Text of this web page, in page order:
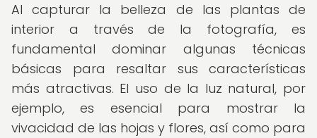
Al capturar la belleza de las plantas de
interior a través de la fotografía, es
fundamental dominar algunas técnicas
básicas para resaltar sus características
más atractivas. El uso de la luz natural, por
ejemplo, es esencial para mostrar la
vivacidad de las hojas y flores, así como para